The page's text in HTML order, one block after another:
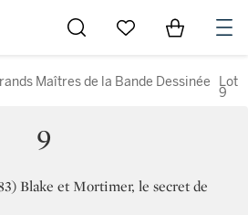
Go to My Favorites
Items in
Maîtres de la Bande Dessinée Lot
9
9
Blake et Mortimer, le secret de